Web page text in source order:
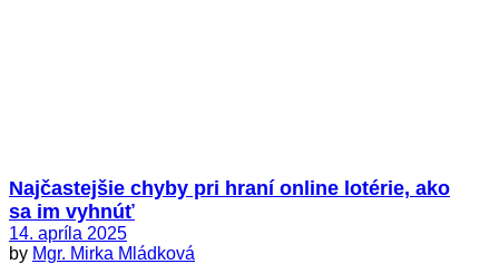
Najčastejšie chyby pri hraní online lotérie, ako
sa im vyhnúť
14. apríla 2025
by Mgr. Mirka Mládková